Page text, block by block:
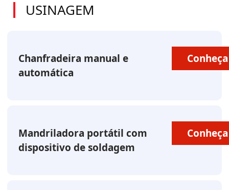
USINAGEM
Chanfradeira manual e
automática
Conheça
Mandriladora portátil com
dispositivo de soldagem
Conheça